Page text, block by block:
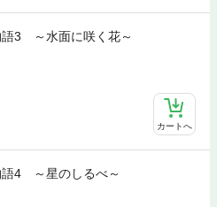
語3 ～水面に咲く花～
カートへ
語4 ～星のしるべ～